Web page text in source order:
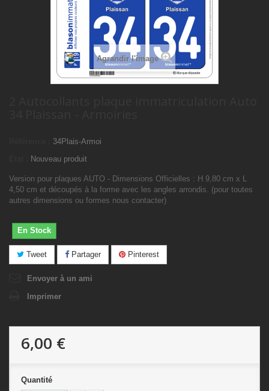
Agrandir l'image
34Plais-Armoi
Nouveau produit
Version pour plaques AUTO - Dimensions Officielles : H 9,80 cm x L
4,50 cm et découpés à la forme avec les angles arrondis. (pour toutes
autres dimensions ou formes nous contacter)
En Stock
Tweet Partager Pinterest
Envoyer à un ami
Imprimer
6,00 €
Quantité